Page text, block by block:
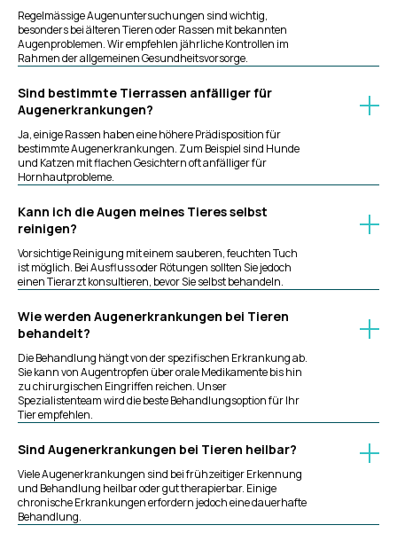
Regelmässige Augenuntersuchungen sind wichtig,
besonders bei älteren Tieren oder Rassen mit bekannten
Augenproblemen. Wir empfehlen jährliche Kontrollen im
Rahmen der allgemeinen Gesundheitsvorsorge.
Sind bestimmte Tierrassen anfälliger für
Augenerkrankungen?
Ja, einige Rassen haben eine höhere Prädisposition für
bestimmte Augenerkrankungen. Zum Beispiel sind Hunde
und Katzen mit flachen Gesichtern oft anfälliger für
Hornhautprobleme.
Kann ich die Augen meines Tieres selbst
reinigen?
Vorsichtige Reinigung mit einem sauberen, feuchten Tuch
ist möglich. Bei Ausfluss oder Rötungen sollten Sie jedoch
einen Tierarzt konsultieren, bevor Sie selbst behandeln.
Wie werden Augenerkrankungen bei Tieren
behandelt?
Die Behandlung hängt von der spezifischen Erkrankung ab.
Sie kann von Augentropfen über orale Medikamente bis hin
zu chirurgischen Eingriffen reichen. Unser
Spezialistenteam wird die beste Behandlungsoption für Ihr
Tier empfehlen.
Sind Augenerkrankungen bei Tieren heilbar?
Viele Augenerkrankungen sind bei frühzeitiger Erkennung
und Behandlung heilbar oder gut therapierbar. Einige
chronische Erkrankungen erfordern jedoch eine dauerhafte
Behandlung.